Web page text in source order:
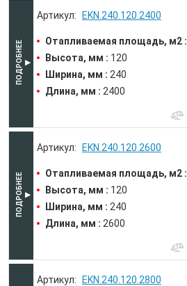
EKN.240.120.2400
Отапливаемая площадь, м2 :
Высота, мм : 120
Ширина, мм : 240
Длина, мм : 2400
EKN.240.120.2600
Отапливаемая площадь, м2 :
Высота, мм : 120
Ширина, мм : 240
Длина, мм : 2600
EKN.240.120.2800